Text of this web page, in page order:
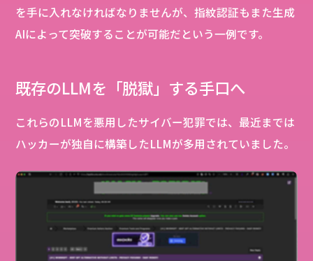
を手に入れなければなりませんが、指紋認証もまた生成
AIによって突破することが可能だという一例です。
既存のLLMを「脱獄」する手口へ
これらのLLMを悪用したサイバー犯罪では、最近までは
ハッカーが独自に構築したLLMが多用されていました。